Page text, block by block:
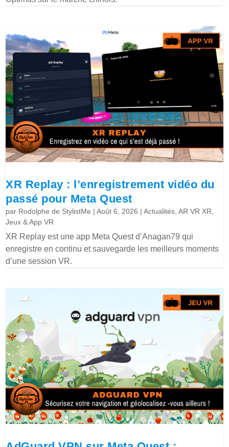
XR Replay : l’enregistrement vidéo du
passé pour Meta Quest
par Rodolphe de StylistMe |Août 6, 2026 |Actualités ,AR VR XR
Jeux & App VR
XR Replay est une app Meta Quest d’Anagan79 qui
enregistre en continu et sauvegarde les meilleurs moments
d’une session VR.